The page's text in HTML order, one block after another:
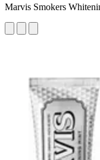
Marvis Smokers